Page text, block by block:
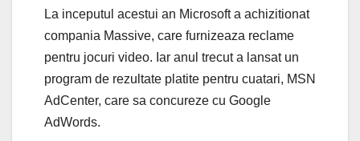
La inceputul acestui an Microsoft a achizitionat
compania Massive, care furnizeaza reclame
pentru jocuri video. Iar anul trecut a lansat un
program de rezultate platite pentru cuatari, MSN
AdCenter, care sa concureze cu Google
AdWords.